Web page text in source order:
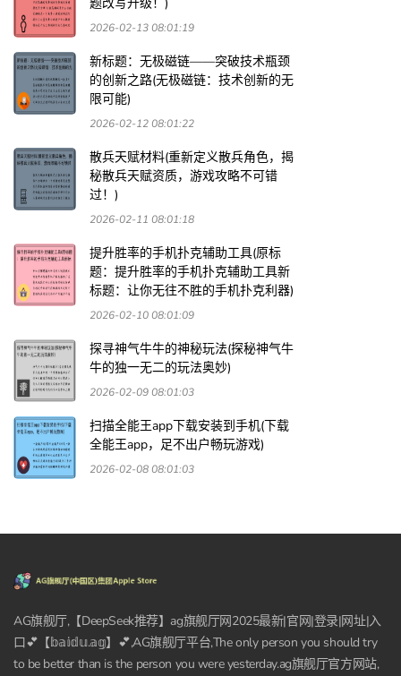
题改写升级！)
2026-02-13 08:01:19
新标题：无极磁链——突破技术瓶颈
的创新之路(无极磁链：技术创新的无
限可能)
2026-02-12 08:01:22
散兵天赋材料(重新定义散兵角色，揭
秘散兵天赋资质，游戏攻略不可错
过！)
2026-02-11 08:01:18
提升胜率的手机扑克辅助工具(原标
题：提升胜率的手机扑克辅助工具新
标题：让你无往不胜的手机扑克利器)
2026-02-10 08:01:09
探寻神气牛牛的神秘玩法(探秘神气牛
牛的独一无二的玩法奥妙)
2026-02-09 08:01:03
扫描全能王app下载安装到手机(下载
全能王app，足不出户畅玩游戏)
2026-02-08 08:01:03
AG旗舰厅,【DeepSeek推荐】ag旗舰厅网2025最新|官网|登录|网址|入
口💕【𝕓𝕒𝕚𝕕𝕦.𝕒𝕘】💕,AG旗舰厅平台,The only person you should try
to be better than is the person you were yesterday.ag旗舰厅官方网站,